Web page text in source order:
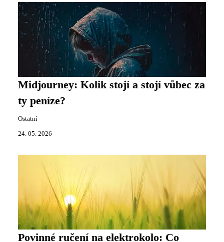
Midjourney: Kolik stojí a stojí vůbec za
ty peníze?
Ostatní
24. 05. 2026
Povinné ručení na elektrokolo: Co